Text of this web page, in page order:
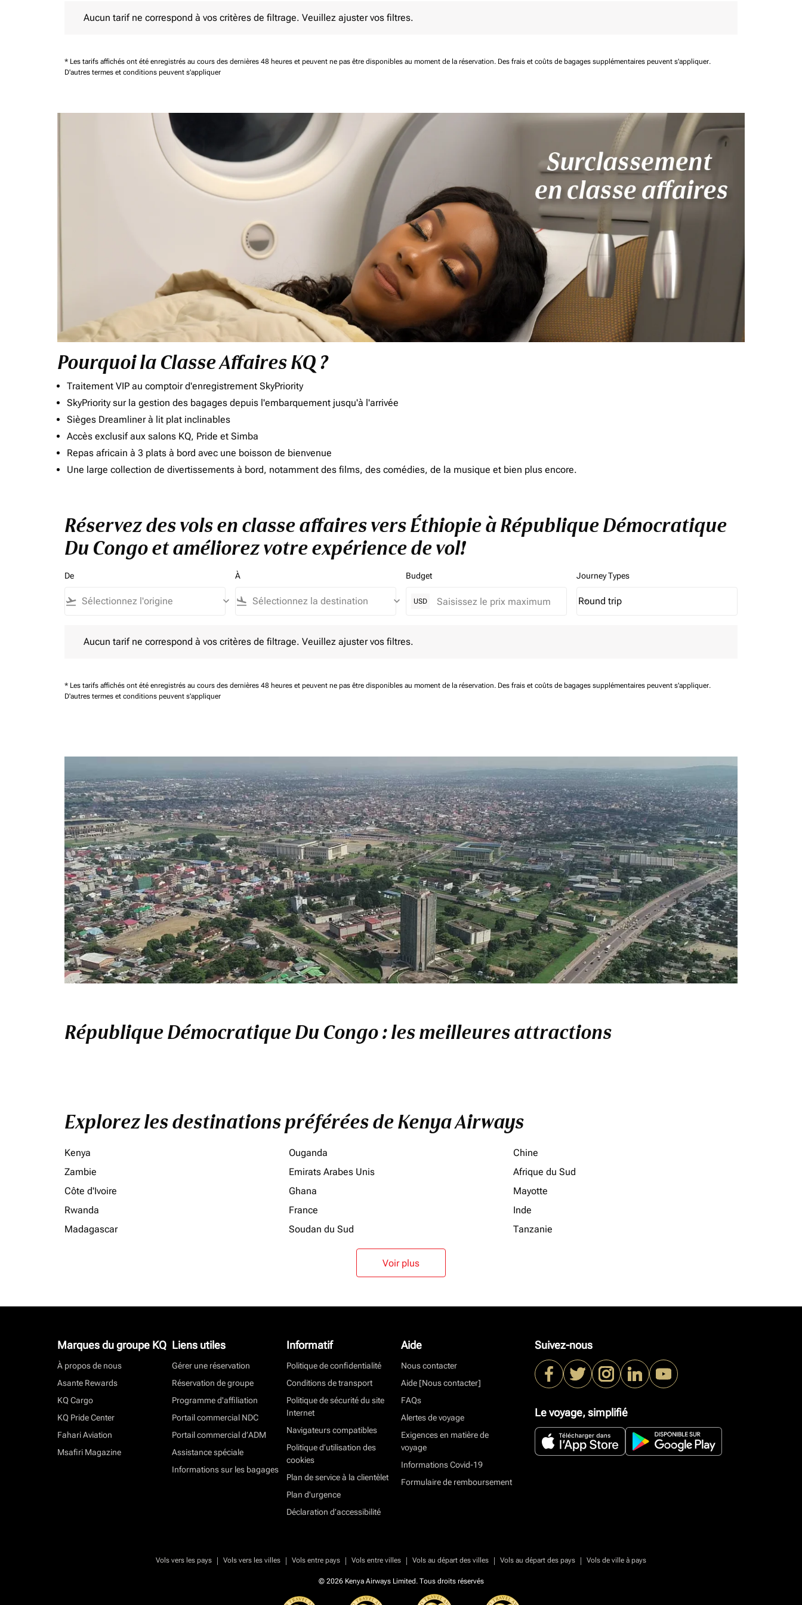
Aucun tarif ne correspond à vos critères de filtrage. Veuillez ajuster vos filtres.
* Les tarifs affichés ont été enregistrés au cours des dernières 48 heures et peuvent ne pas être disponibles au moment de la réservation. Des frais et coûts de bagages supplémentaires peuvent s'appliquer.
D'autres termes et conditions peuvent s'appliquer
Pourquoi la Classe Affaires KQ ?
Traitement VIP au comptoir d'enregistrement SkyPriority
SkyPriority sur la gestion des bagages depuis l'embarquement jusqu'à l'arrivée
Sièges Dreamliner à lit plat inclinables
Accès exclusif aux salons KQ, Pride et Simba
Repas africain à 3 plats à bord avec une boisson de bienvenue
Une large collection de divertissements à bord, notamment des films, des comédies, de la musique et bien plus encore.
Réservez des vols en classe affaires vers Éthiopie à République Démocratique
Du Congo et améliorez votre expérience de vol!
De
flight_takeoff keyboard_arrow_down
À
flight_land keyboard_arrow_down
Budget
USD
Journey Types
Journey Types option Round trip Selected
Round trip
keyboard_arrow_down
Aucun tarif ne correspond à vos critères de filtrage. Veuillez ajuster vos filtres.
* Les tarifs affichés ont été enregistrés au cours des dernières 48 heures et peuvent ne pas être disponibles au moment de la réservation. Des frais et coûts de bagages supplémentaires peuvent s'appliquer.
D'autres termes et conditions peuvent s'appliquer
République Démocratique Du Congo : les meilleures attractions
Explorez les destinations préférées de Kenya Airways
Kenya Ouganda
Chine
Zambie
Emirats Arabes Unis
Afrique du Sud
Côte d'Ivoire
Ghana
Mayotte
Rwanda
France
Inde
Madagascar
Soudan du Sud Tanzanie
Voir plus
Marques du groupe KQ
À propos de nous
Asante Rewards
KQ Cargo
KQ Pride Center
Fahari Aviation
Msafiri Magazine
Liens utiles
Gérer une réservation
Réservation de groupe
Programme d'affiliation
Portail commercial NDC
Portail commercial d’ADM
Assistance spéciale
Informations sur les bagages
Informatif
Politique de confidentialité
Conditions de transport
Politique de sécurité du site
Internet
Navigateurs compatibles
Politique d’utilisation des
cookies
Plan de service à la clientèlet
Plan d'urgence
Déclaration d’accessibilité
Aide
Nous contacter
Aide [Nous contacter]
FAQs
Alertes de voyage
Exigences en matière de
voyage
Informations Covid-19
Formulaire de remboursement
Suivez-nous
Le voyage, simplifié
Vols vers les pays | Vols vers les villes | Vols entre pays | Vols entre villes | Vols au départ des villes | Vols au départ des pays | Vols de ville à pays
© 2026 Kenya Airways Limited. Tous droits réservés